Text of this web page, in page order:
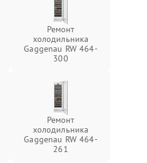
Ремонт
холодильника
Gaggenau RW 464-
300
Ремонт
холодильника
Gaggenau RW 464-
261